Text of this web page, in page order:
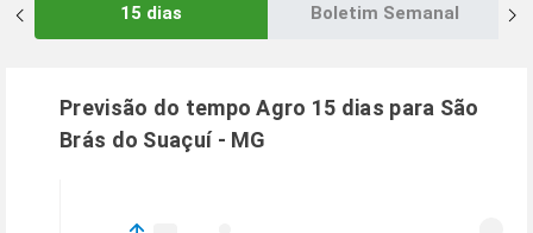
15 dias Boletim Semanal
Previsão do tempo Agro 15 dias para São
Brás do Suaçuí- MG